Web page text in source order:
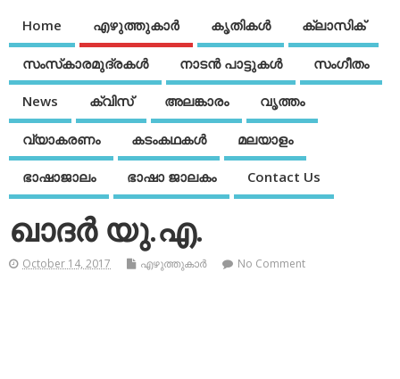
Home എഴുത്തുകാര്‍ കൃതികൾ ക്ലാസിക്
സംസ്‌കാരമുദ്രകള്‍ നാടന്‍ പാട്ടുകള്‍ സംഗീതം
News ക്വിസ് അലങ്കാരം വൃത്തം
വ്യാകരണം കടംകഥകള്‍ മലയാളം
ഭാഷാജാലം ഭാഷാ ജാലകം Contact Us
ഖാദര്‍ യു.എ.
October 14, 2017 എഴുത്തുകാര്‍ No Comment